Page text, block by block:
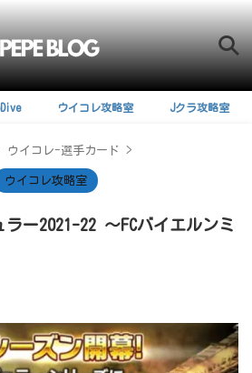
ウイコレ攻略室 Jクラ攻略室
ウイコレ-選手カード >
ウイコレ攻略室
ラー2021-22 ～FCバイエルンミ